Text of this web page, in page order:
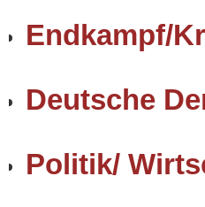
Endkampf/
Deutsche
Politik/